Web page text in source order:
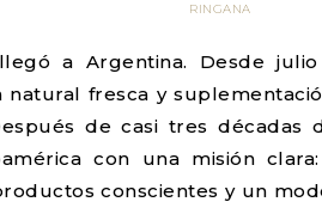
RINGANA
llegó a Argentina. Desde
fresca y
de casi tres décadas
con una misión
conscientes y un